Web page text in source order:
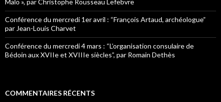
Conférence du mercredi 1er avril : “François Artaud, archéologue”
par Jean-Louis Charvet
Conférence du mercredi 4 mars : “L’organisation consulaire de
Bédoin aux XVIIe et XVIIIe siècles”, par Romain Dethès
COMMENTAIRES RÉCENTS